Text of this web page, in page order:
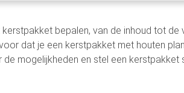
bepalen, van de inhoud tot
dat je een kerstpakket met houten
mogelijkheden en stel een